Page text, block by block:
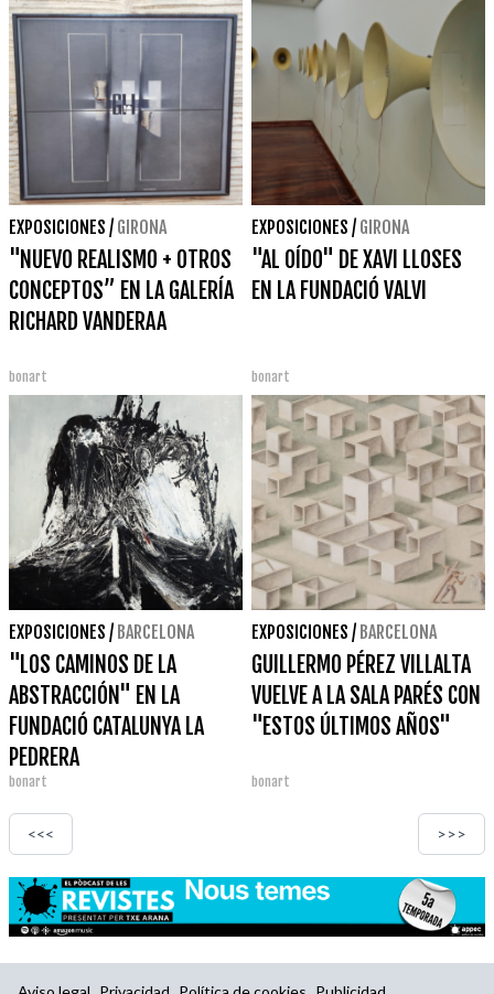
EXPOSICIONES / GIRONA
"NUEVO REALISMO + OTROS
CONCEPTOS” EN LA GALERÍA
RICHARD VANDERAA
bonart
EXPOSICIONES / GIRONA
"AL OÍDO" DE XAVI LLOSES
EN LA FUNDACIÓ VALVI
bonart
EXPOSICIONES / BARCELONA
"LOS CAMINOS DE LA
ABSTRACCIÓN" EN LA
FUNDACIÓ CATALUNYA LA
PEDRERA
bonart
EXPOSICIONES / BARCELONA
GUILLERMO PÉREZ VILLALTA
VUELVE A LA SALA PARÉS CON
"ESTOS ÚLTIMOS AÑOS"
bonart
<<< >>>